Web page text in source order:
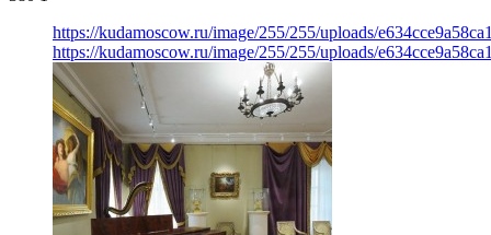
https://kudamoscow.ru/image/255/255/uploads/
https://kudamoscow.ru/image/255/255/uploads/